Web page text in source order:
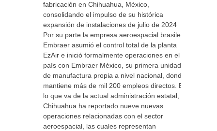
fabricación en Chihuahua, México,
consolidando el impulso de su histórica
expansión de instalaciones de julio de 2024
Por su parte la empresa aeroespacial brasileña
Embraer asumió el control total de la planta
EzAir e inició formalmente operaciones en el
país con Embraer México, su primera unidad
de manufactura propia a nivel nacional, donde
mantiene más de mil 200 empleos directos. En
lo que va de la actual administración estatal,
Chihuahua ha reportado nueve nuevas
operaciones relacionadas con el sector
aeroespacial, las cuales representan